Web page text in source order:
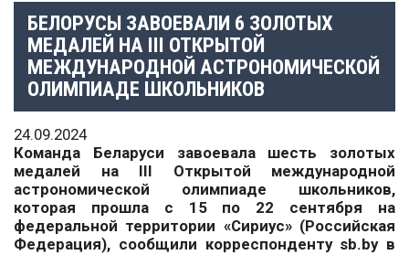
БЕЛОРУСЫ ЗАВОЕВАЛИ 6 ЗОЛОТЫХ
МЕДАЛЕЙ НА III ОТКРЫТОЙ
МЕЖДУНАРОДНОЙ АСТРОНОМИЧЕСКОЙ
ОЛИМПИАДЕ ШКОЛЬНИКОВ
24.09.2024
Команда Беларуси завоевала шесть золотых
медалей на III Открытой международной
астрономической олимпиаде школьников,
которая прошла с 15 по 22 сентября на
федеральной территории «Сириус» (Российская
Федерация), сообщили корреспонденту sb.by в